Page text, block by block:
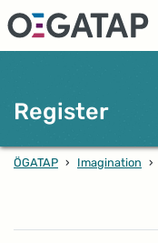
Register
ÖGATAP › Imagination ›